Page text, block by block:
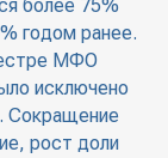
более 75%
годом ранее.
МФО
исключено
Сокращение
рост доли